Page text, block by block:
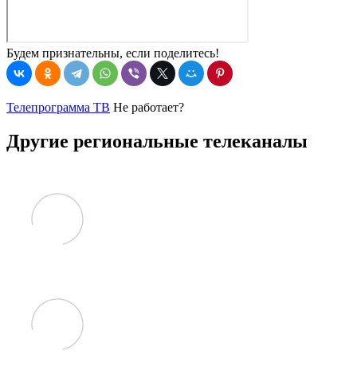
Будем признательны, если поделитесь!
Телепрограмма ТВ Не работает?
Другие региональные телеканалы